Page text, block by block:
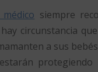
siempre
circunstancia
a sus
protegiendo